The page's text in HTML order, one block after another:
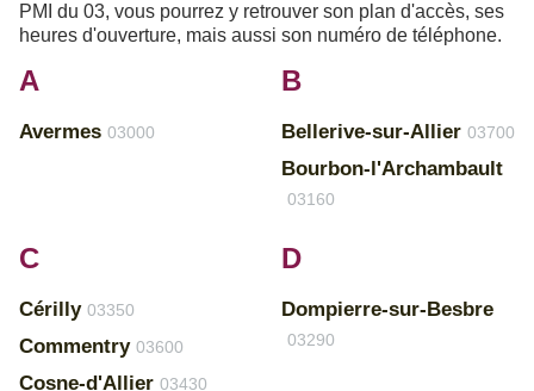
PMI du 03, vous pourrez y retrouver son plan d'accès, ses
heures d'ouverture, mais aussi son numéro de téléphone.
A
Avermes 03000
B
Bellerive-sur-Allier 03700
Bourbon-l'Archambault
03160
C
Cérilly 03350
Commentry 03600
Cosne-d'Allier 03430
D
Dompierre-sur-Besbre
03290